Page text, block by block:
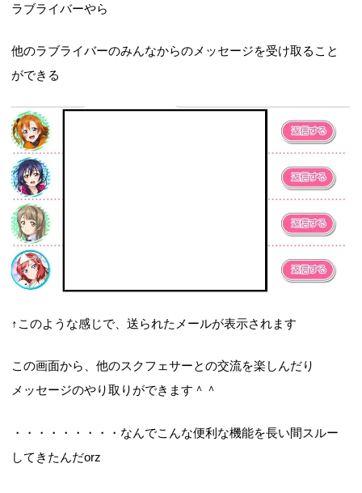
ラブライバーやら
他のラブライバーのみんなからのメッセージを受け取ること
ができる
↑このような感じで、送られたメールが表示されます
この画面から、他のスクフェサーとの交流を楽しんだり
メッセージのやり取りができます＾＾
・・・・・・・・・なんでこんな便利な機能を長い間スルー
してきたんだorz